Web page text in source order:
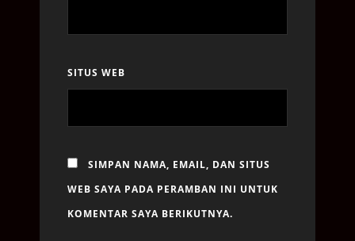
SITUS WEB
SIMPAN NAMA, EMAIL, DAN SITUS
WEB SAYA PADA PERAMBAN INI UNTUK
KOMENTAR SAYA BERIKUTNYA.